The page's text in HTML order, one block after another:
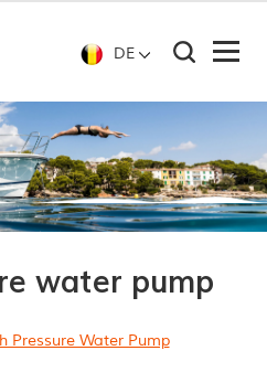
DE
water pump
Pressure Water Pump